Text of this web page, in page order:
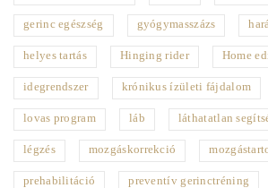
gerinc egészség gyógymasszázs
helyes tartás Hinging rider Home
idegrendszer krónikus ízületi fájdalom
lovas program láb láthatatlan
légzés mozgáskorrekció
prehabilitáció preventív gerinctréning